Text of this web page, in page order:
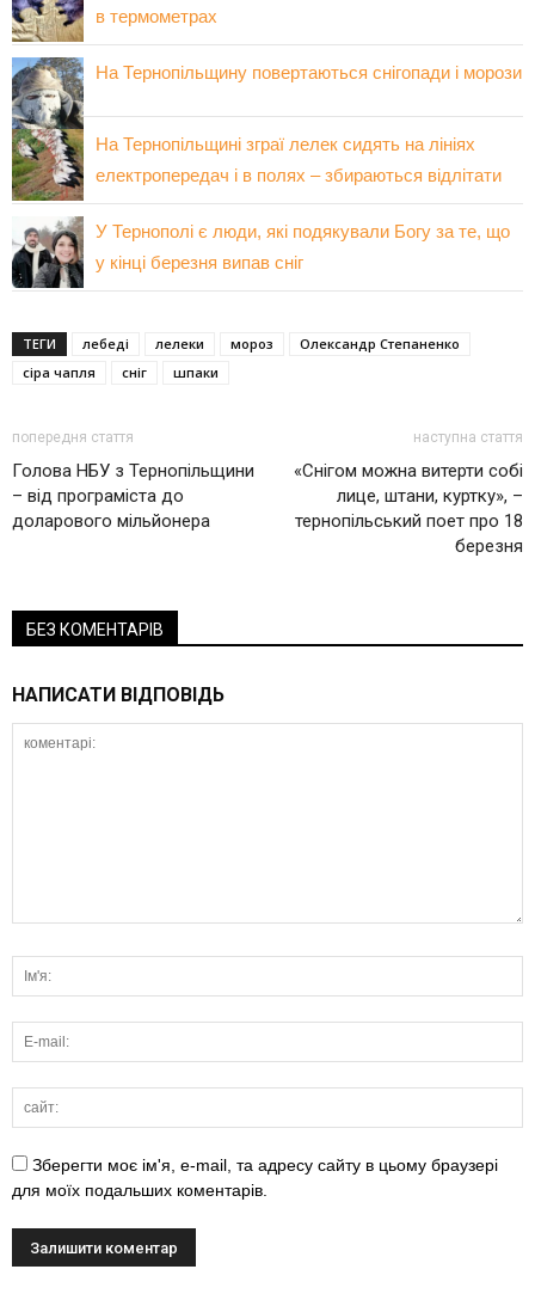
в термометрах
На Тернопільщину повертаються снігопади і морози
На Тернопільщині зграї лелек сидять на лініях
електропередач і в полях – збираються відлітати
У Тернополі є люди, які подякували Богу за те, що
у кінці березня випав сніг
ТЕГИ лебеді лелеки мороз
Олександр Степаненко
сіра чапля
сніг шпаки
попередня стаття
Голова НБУ з Тернопільщини
– від програміста до
доларового мільйонера
наступна стаття
«Снігом можна витерти собі
лице, штани, куртку», –
тернопільський поет про 18
березня
БЕЗ КОМЕНТАРІВ
НАПИСАТИ ВІДПОВІДЬ
Зберегти моє ім'я, e-mail, та адресу сайту в цьому браузері
для моїх подальших коментарів.